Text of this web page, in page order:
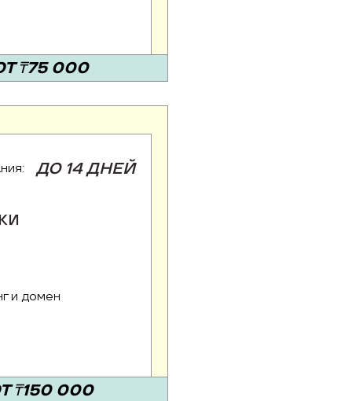
₸75 000
ДО 14 ДНЕЙ
и домен
₸150 000